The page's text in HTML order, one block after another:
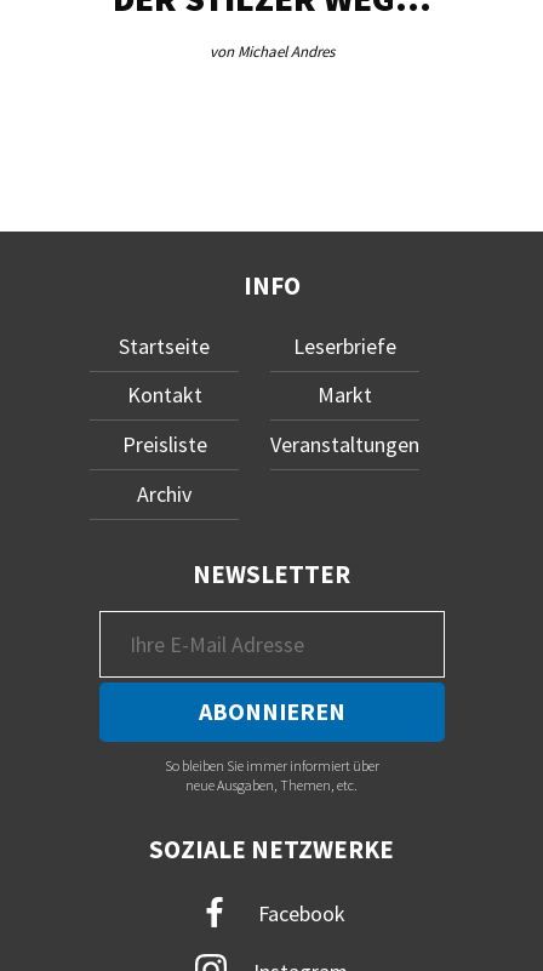
von Michael Andres
INFO
Startseite
Kontakt
Preisliste
Archiv
Leserbriefe
Markt
Veranstaltungen
NEWSLETTER
So bleiben Sie immer informiert über
neue Ausgaben, Themen, etc.
SOZIALE NETZWERKE
Facebook